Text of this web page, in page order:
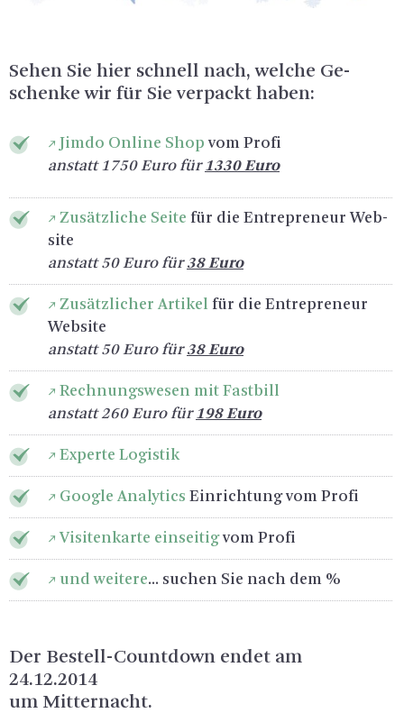
Sehen Sie hier schnell nach, wel­che Ge­
schen­ke wir für Sie ver­packt haben:
Jimdo On­line Shop vom Profi
an­statt 1750 Euro für 1330 Euro
Zu­sätz­li­che Seite für die En­tre­pre­neur Web­
site
an­statt 50 Euro für38 Euro
Zu­sätz­li­cher Ar­ti­kel für die En­tre­pre­neur
Web­site
an­statt 50 Euro für38 Euro
Rech­nungs­we­sen mit Fast­bill
an­statt 260 Euro für198 Euro
Ex­per­te Lo­gis­tik
Goog­le Ana­ly­tics Ein­rich­tung vom Profi
Vi­si­ten­kar­te ein­sei­tigvom Profi
und wei­te­re... su­chen Sie nach dem %
Der Be­stell-Count­down endet am
24.12.2014
um Mit­ter­nacht.